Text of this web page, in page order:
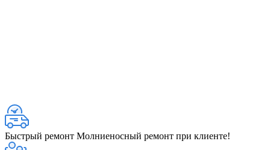
Быстрый ремонт Молниеносный ремонт при клиенте!